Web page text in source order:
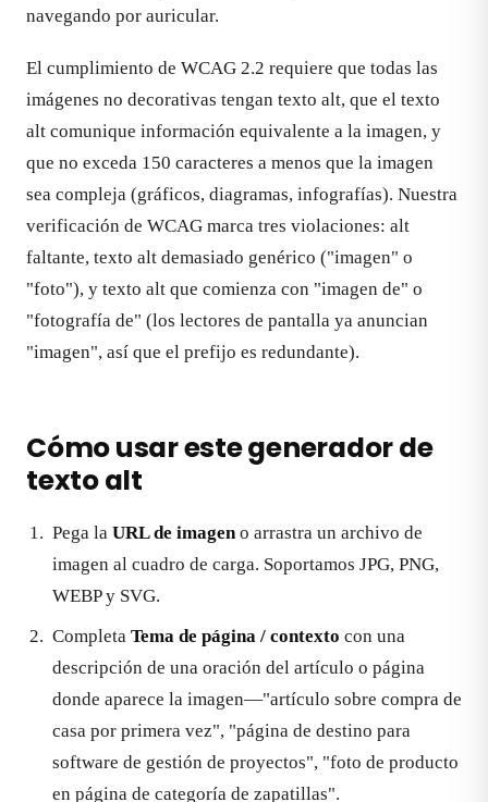
navegando por auricular.
El cumplimiento de WCAG 2.2 requiere que todas las
imágenes no decorativas tengan texto alt, que el texto
alt comunique información equivalente a la imagen, y
que no exceda 150 caracteres a menos que la imagen
sea compleja (gráficos, diagramas, infografías). Nuestra
verificación de WCAG marca tres violaciones: alt
faltante, texto alt demasiado genérico ("imagen" o
"foto"), y texto alt que comienza con "imagen de" o
"fotografía de" (los lectores de pantalla ya anuncian
"imagen", así que el prefijo es redundante).
Cómo usar este generador de
texto alt
Pega la URL de imageno arrastra un archivo de
imagen al cuadro de carga. Soportamos JPG, PNG,
WEBP y SVG.
Completa Tema de página / contexto con una
descripción de una oración del artículo o página
donde aparece la imagen—"artículo sobre compra de
casa por primera vez", "página de destino para
software de gestión de proyectos", "foto de producto
en página de categoría de zapatillas".